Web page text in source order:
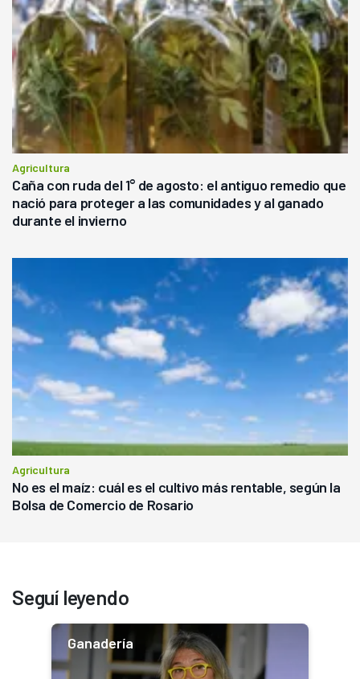
Agricultura
Caña con ruda del 1° de agosto: el antiguo remedio que
nació para proteger a las comunidades y al ganado
durante el invierno
Agricultura
No es el maíz: cuál es el cultivo más rentable, según la
Bolsa de Comercio de Rosario
Seguí leyendo
Ganadería